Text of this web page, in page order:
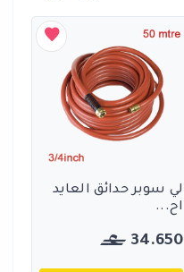
لي سوبر حدائق العايد
اح...
34.650